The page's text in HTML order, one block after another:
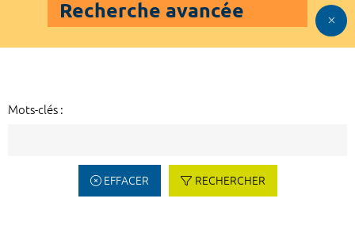
Recherche avancée
Mots-clés :
EFFACER RECHERCHER